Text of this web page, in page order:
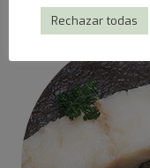
Rechazar todas